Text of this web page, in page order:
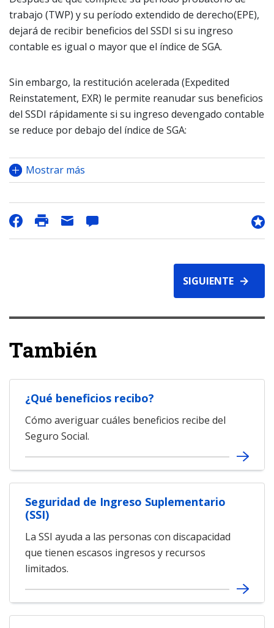
trabajo (TWP) y su período extendido de derecho(EPE),
dejará de recibir beneficios del SSDI si su ingreso
contable es igual o mayor que el índice de SGA.
Sin embargo, la restitución acelerada (Expedited
Reinstatement, EXR) le permite reanudar sus beneficios
del SSDI rápidamente si su ingreso devengado contable
se reduce por debajo del índice de SGA:
Mostrar más
SIGUIENTE
También
¿Qué beneficios recibo?
Cómo averiguar cuáles beneficios recibe del
Seguro Social.
Seguridad de Ingreso Suplementario
(SSI)
La SSI ayuda a las personas con discapacidad
que tienen escasos ingresos y recursos
limitados.